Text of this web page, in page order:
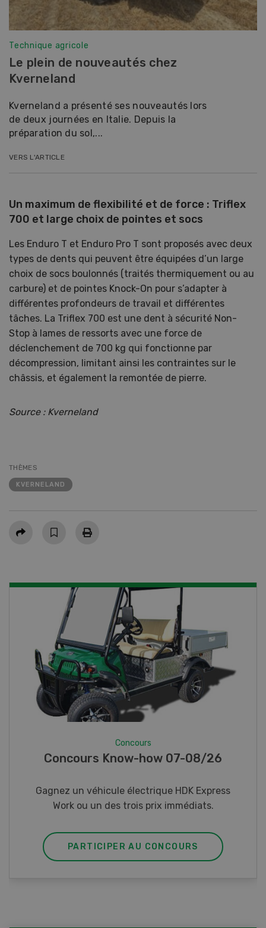
Technique agricole
Le plein de nouveautés chez
Kverneland
Kverneland a présenté ses nouveautés lors
de deux journées en Italie. Depuis la
préparation du sol,...
VERS L'ARTICLE
Un maximum de flexibilité et de force : Triflex
700 et large choix de pointes et socs
Les Enduro T et Enduro Pro T sont proposés avec deux
types de dents qui peuvent être équipées d’un large
choix de socs boulonnés (traités thermiquement ou au
carbure) et de pointes Knock-On pour s’adapter à
différentes profondeurs de travail et différentes
tâches. La Triflex 700 est une dent à sécurité Non-
Stop à lames de ressorts avec une force de
déclenchement de 700 kg qui fonctionne par
décompression, limitant ainsi les contraintes sur le
châssis, et également la remontée de pierre.
Source : Kverneland
THÈMES
KVERNELAND
Partager
Photo mystère 07-08/26
Gagnez l’un des cinq couteaux de poche LANDI
PARTICIPER AU CONCOURS